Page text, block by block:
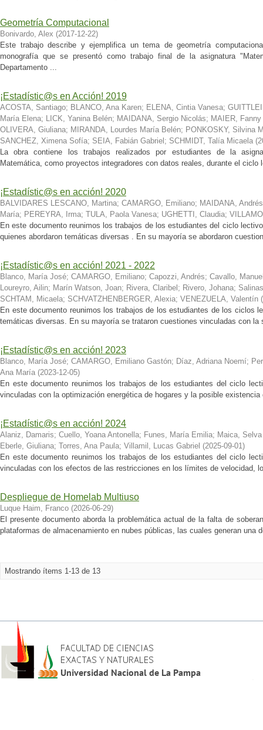
Geometría Computacional
Bonivardo, Alex (2017-12-22)
Este trabajo describe y ejemplifica un tema de geometría
monografía que se presentó como trabajo final de la asignatura
Departamento ...
¡Estadístic@s en Acción! 2019
ACOSTA, Santiago; BLANCO, Ana Karen; ELENA, Cintia Vanesa;
María Elena; LICK, Yanina Belén; MAIDANA, Sergio Nicolás; MAIER, Fanny
OLIVERA, Giuliana; MIRANDA, Lourdes María Belén; PONKOSKY, Silvina
SANCHEZ, Ximena Sofía; SEIA, Fabián Gabriel ; SCHMIDT, Talía Micaela (
La obra contiene los trabajos realizados por estudiantes de la
Matemática, como proyectos integradores con datos reales, durante el ciclo
¡Estadístic@s en acción! 2020
BALVIDARES LESCANO, Martina; CAMARGO, Emiliano; MAIDANA, Andrés
María; PEREYRA, Irma; TULA, Paola Vanesa; UGHETTI, Claudia;
En este documento reunimos los trabajos de los estudiantes del ciclo
quienes abordaron temáticas diversas . En su mayoría se abordaron
¡Estadístic@s en acción! 2021 - 2022
Blanco, María José; CAMARGO, Emiliano; Capozzi, Andrés; Cavallo,
Loureyro, Ailin; Marín Watson, Joan; Rivera, Claribel ; Rivero, Johana;
SCHTAM, Micaela; SCHVATZHENBERGER, Alexia; VENEZUELA, Valentín (
En este documento reunimos los trabajos de los estudiantes de los ciclos
temáticas diversas. En su mayoría se trataron cuestiones vinculadas con
¡Estadístic@s en acción! 2023
Blanco, María José; CAMARGO, Emiliano Gastón; Díaz, Adriana Noemí;
Ana María (2023-12-05)
En este documento reunimos los trabajos de los estudiantes del ciclo
vinculadas con la optimización energética de hogares y la posible
¡Estadístic@s en acción! 2024
Alaniz, Damaris; Cuello, Yoana Antonella; Funes, María Emilia; Maica,
Eberle, Giuliana; Torres, Ana Paula; Villamil, Lucas Gabriel (2025-09-01)
En este documento reunimos los trabajos de los estudiantes del ciclo
vinculadas con los efectos de las restricciones en los límites de velocidad,
Despliegue de Homelab Multiuso
Luque Haim, Franco (2026-06-29)
El presente documento aborda la problemática actual de la falta de
plataformas de almacenamiento en nubes públicas, las cuales generan una
Mostrando ítems 1-13 de 13